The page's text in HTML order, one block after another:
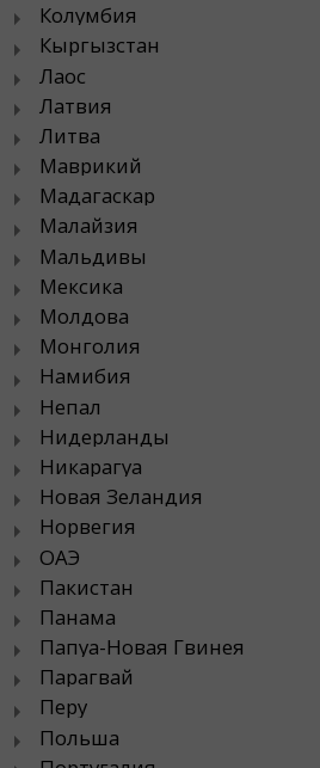
Колумбия
Кыргызстан
Лаос
Латвия
Литва
Маврикий
Мадагаскар
Малайзия
Мальдивы
Мексика
Молдова
Монголия
Намибия
Непал
Нидерланды
Никарагуа
Новая Зеландия
Норвегия
ОАЭ
Пакистан
Панама
Папуа-Новая Гвинея
Парагвай
Перу
Польша